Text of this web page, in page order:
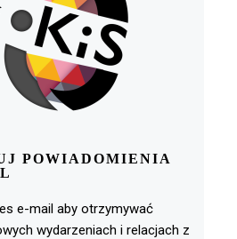
POWIADOMIENIA
e-mail aby otrzymywać
wydarzeniach i relacjach z